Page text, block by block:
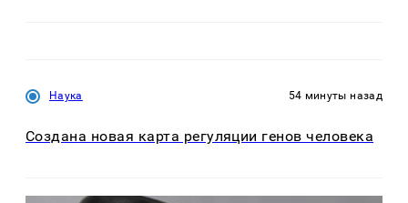
Наука 54 минуты назад
Создана новая карта регуляции генов человека